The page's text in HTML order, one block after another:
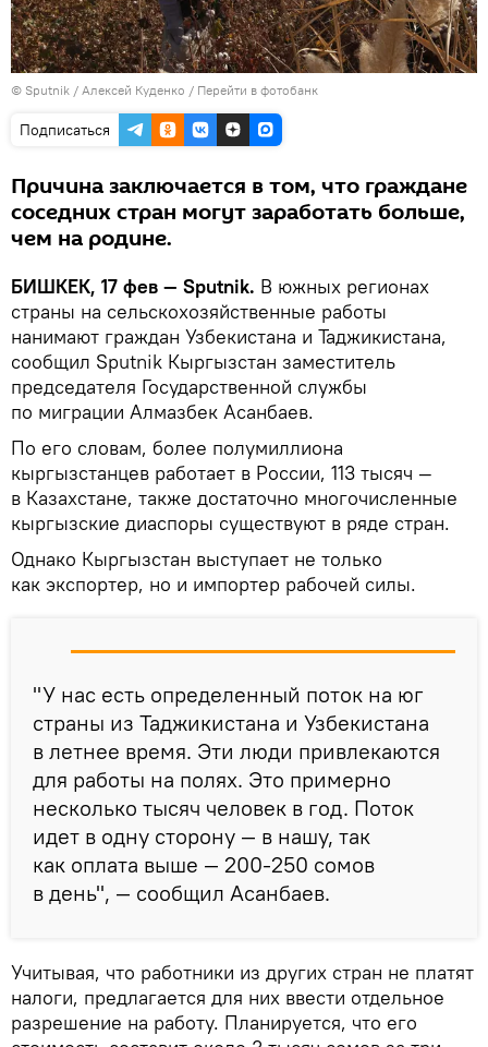
© Sputnik / Алексей Куденко / Перейти в фотобанк
Подписаться
Причина заключается в том, что граждане
соседних стран могут заработать больше,
чем на родине.
БИШКЕК, 17 фев — Sputnik. В южных регионах
страны на сельскохозяйственные работы
нанимают граждан Узбекистана и Таджикистана,
сообщил Sputnik Кыргызстан заместитель
председателя Государственной службы
по миграции Алмазбек Асанбаев.
По его словам, более полумиллиона
кыргызстанцев работает в России, 113 тысяч —
в Казахстане, также достаточно многочисленные
кыргызские диаспоры существуют в ряде стран.
Однако Кыргызстан выступает не только
как экспортер, но и импортер рабочей силы.
"У нас есть определенный поток на юг
страны из Таджикистана и Узбекистана
в летнее время. Эти люди привлекаются
для работы на полях. Это примерно
несколько тысяч человек в год. Поток
идет в одну сторону — в нашу, так
как оплата выше — 200-250 сомов
в день", — сообщил Асанбаев.
Учитывая, что работники из других стран не платят
налоги, предлагается для них ввести отдельное
разрешение на работу. Планируется, что его